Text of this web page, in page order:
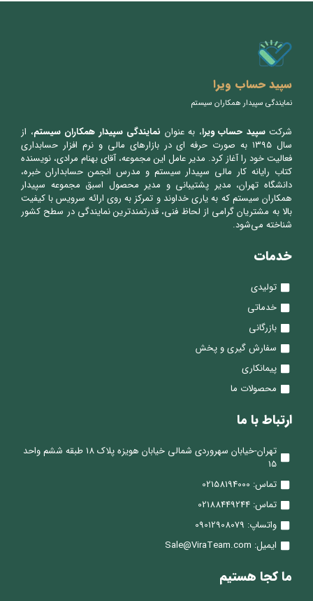
سپید حساب ویرا
نمایندگی سپیدار همکاران سیستم
شرکتسپید حساب ویرا، به عنوان نمایندگی سپیدار همکاران سیستم، از
سال ۱۳۹۵ به صورت حرفه ای در بازارهای مالی و نرم افزار حسابداری
فعالیت خود را آغاز کرد. مدیر عامل این مجموعه، آقای بهنام مرادی، نویسنده
کتاب رایانه کار مالی سپیدار سیستم و مدرس انجمن حسابداران خبره،
دانشگاه تهران، مدیر پشتیبانی و مدیر محصول اسبق مجموعه سپیدار
همکاران سیستم که به یاری خداوند و تمرکز به روی ارائه سرویس با کیفیت
بالا به مشتریان گرامی از لحاظ فنی، قدرتمندترین نمایندگی در سطح کشور
شناخته می‌شود.
خدمات
تولیدی
خدماتی
بازرگانی
سفارش گیری و پخش
پیمانکاری
محصولات ما
ارتباط با ما
تهران-خیابان سهروردی شمالی خیابان هویزه پلاک 18 طبقه ششم واحد
15
تماس: 02158194000
تماس: 02188449244
واتساپ: 09012908079
ایمیل: Sale@ViraTeam.com
ما کجا هستیم